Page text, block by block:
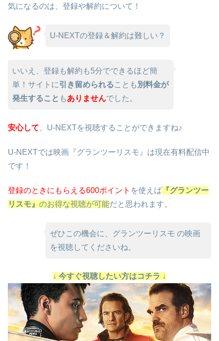
気になるのは、登録や解約について！
U-NEXTの登録＆解約は難しい？
いいえ、登録も解約も5分でできるほど簡
単！サイトに引き留められることも 別料金が
発生すること もありませんでした。
安心して 、U-NEXTを視聴することができますね♪
U-NEXTでは映画『グランツーリスモ』は現在有料配信中
です！
登録のときにもらえる600ポイント を使えば 『グランツー
リスモ』 のお得な視聴が可能だと思われます。
ぜひこの機会に、グランツーリスモ の映画
を視聴してくださいね。
↓ 今すぐ視聴したい方はコチラ ↓